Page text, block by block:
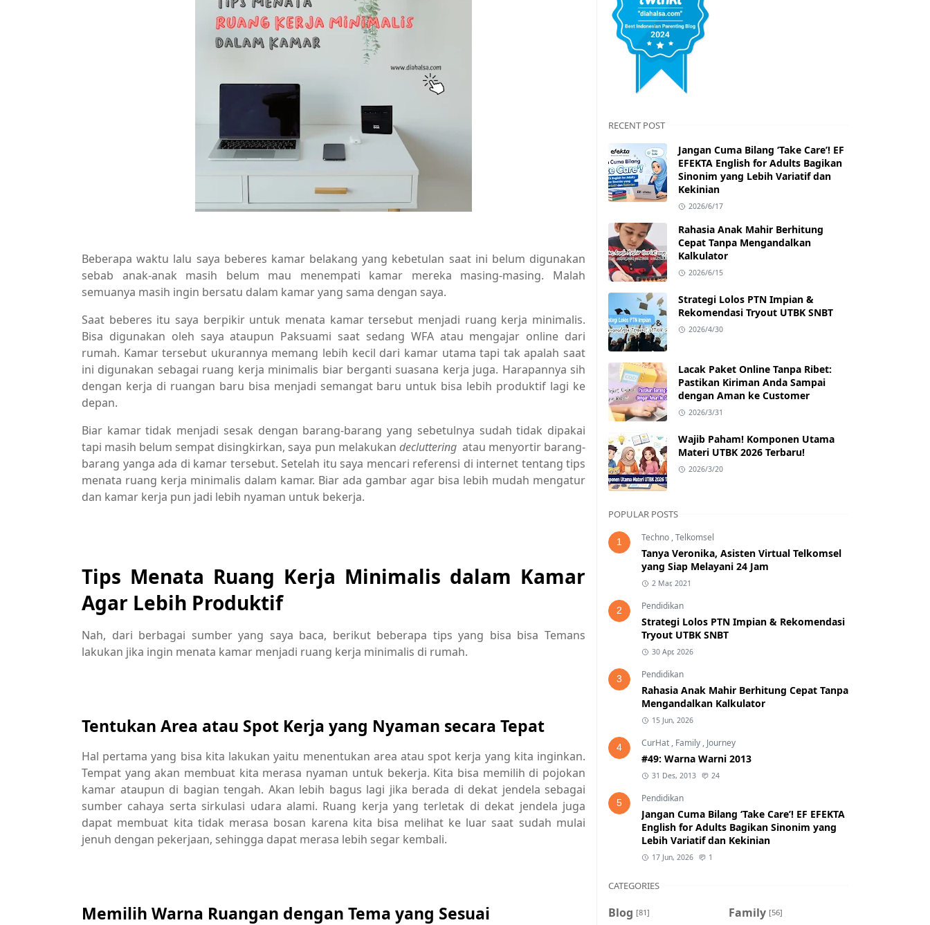
Beberapa waktu lalu saya beberes kamar belakang yang kebetulan saat ini belum digunakan
sebab anak-anak masih belum mau menempati kamar mereka masing-masing. Malah
semuanya masih ingin bersatu dalam kamar yang sama dengan saya.
Saat beberes itu saya berpikir untuk menata kamar tersebut menjadi ruang kerja minimalis.
Bisa digunakan oleh saya ataupun Paksuami saat sedang WFA atau mengajar online dari
rumah. Kamar tersebut ukurannya memang lebih kecil dari kamar utama tapi tak apalah saat
ini digunakan sebagai ruang kerja minimalis biar berganti suasana kerja juga. Harapannya sih
dengan kerja di ruangan baru bisa menjadi semangat baru untuk bisa lebih produktif lagi ke
depan.
Biar kamar tidak menjadi sesak dengan barang-barang yang sebetulnya sudah tidak dipakai
tapi masih belum sempat disingkirkan, saya pun melakukan decluttering atau menyortir barang-
barang yanga ada di kamar tersebut. Setelah itu saya mencari referensi di internet tentang tips
menata ruang kerja minimalis dalam kamar. Biar ada gambar agar bisa lebih mudah mengatur
dan kamar kerja pun jadi lebih nyaman untuk bekerja.
Tips Menata Ruang Kerja Minimalis dalam Kamar
Agar Lebih Produktif
Nah, dari berbagai sumber yang saya baca, berikut beberapa tips yang bisa bisa Temans
lakukan jika ingin menata kamar menjadi ruang kerja minimalis di rumah.
Tentukan Area atau Spot Kerja yang Nyaman secara Tepat
Hal pertama yang bisa kita lakukan yaitu menentukan area atau spot kerja yang kita inginkan.
Tempat yang akan membuat kita merasa nyaman untuk bekerja. Kita bisa memilih di pojokan
kamar ataupun di bagian tengah. Akan lebih bagus lagi jika berada di dekat jendela sebagai
sumber cahaya serta sirkulasi udara alami. Ruang kerja yang terletak di dekat jendela juga
dapat membuat kita tidak merasa bosan karena kita bisa melihat ke luar saat sudah mulai
jenuh dengan pekerjaan, sehingga dapat merasa lebih segar kembali.
Memilih Warna Ruangan dengan Tema yang Sesuai
RECENT POST
Jangan Cuma Bilang ‘Take Care’! EF
EFEKTA English for Adults Bagikan
Sinonim yang Lebih Variatif dan
Kekinian
2026/6/17
Rahasia Anak Mahir Berhitung
Cepat Tanpa Mengandalkan
Kalkulator
2026/6/15
Strategi Lolos PTN Impian &
Rekomendasi Tryout UTBK SNBT
2026/4/30
Lacak Paket Online Tanpa Ribet:
Pastikan Kiriman Anda Sampai
dengan Aman ke Customer
2026/3/31
Wajib Paham! Komponen Utama
Materi UTBK 2026 Terbaru!
2026/3/20
POPULAR POSTS
1 Techno ,Telkomsel
Tanya Veronika, Asisten Virtual Telkomsel
yang Siap Melayani 24 Jam
2 Mar, 2021
2 Pendidikan
Strategi Lolos PTN Impian & Rekomendasi
Tryout UTBK SNBT
30 Apr, 2026
3 Pendidikan
Rahasia Anak Mahir Berhitung Cepat Tanpa
Mengandalkan Kalkulator
15 Jun, 2026
4 CurHat , Family , Journey
#49: Warna Warni 2013
31 Des, 2013 24
5 Pendidikan
Jangan Cuma Bilang ‘Take Care’! EF EFEKTA
English for Adults Bagikan Sinonim yang
Lebih Variatif dan Kekinian
17 Jun, 2026 1
CATEGORIES
Blog [81] Family [56]